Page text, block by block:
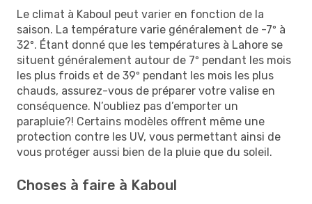
Le climat à Kaboul peut varier en fonction de la
saison. La température varie généralement de -7º à
32º. Étant donné que les températures à Lahore se
situent généralement autour de 7º pendant les mois
les plus froids et de 39º pendant les mois les plus
chauds, assurez-vous de préparer votre valise en
conséquence. N’oubliez pas d’emporter un
parapluie?! Certains modèles offrent même une
protection contre les UV, vous permettant ainsi de
vous protéger aussi bien de la pluie que du soleil.
Choses à faire à Kaboul